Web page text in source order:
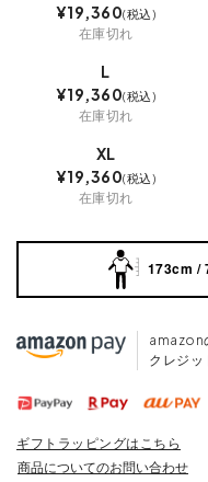
¥19,360 税込
在庫切れ
L
¥19,360 税込
在庫切れ
XL
¥19,360 税込
在庫切れ
173cm /
amazon
クレジッ
ギフトラッピングはこちら
商品についてのお問い合わせ